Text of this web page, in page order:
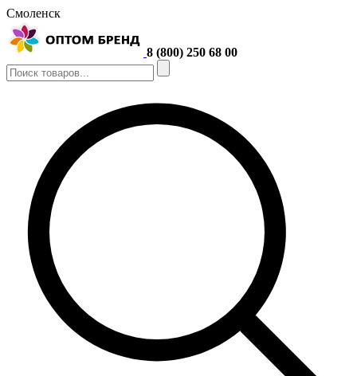
Смоленск
8 (800) 250 68 00